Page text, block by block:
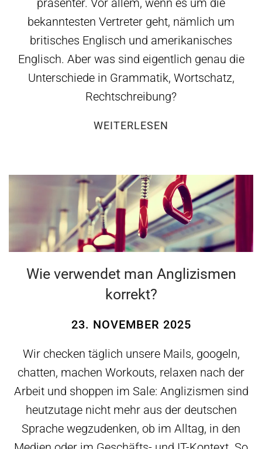
bekanntesten Vertreter geht, nämlich um
britisches Englisch und amerikanisches
Englisch. Aber was sind eigentlich genau die
Unterschiede in Grammatik, Wortschatz,
Rechtschreibung?
WEITERLESEN
Wie verwendet man Anglizismen
korrekt?
23. NOVEMBER 2025
Wir checken täglich unsere Mails, googeln,
chatten, machen Workouts, relaxen nach der
Arbeit und shoppen im Sale: Anglizismen sind
heutzutage nicht mehr aus der deutschen
Sprache wegzudenken, ob im Alltag, in den